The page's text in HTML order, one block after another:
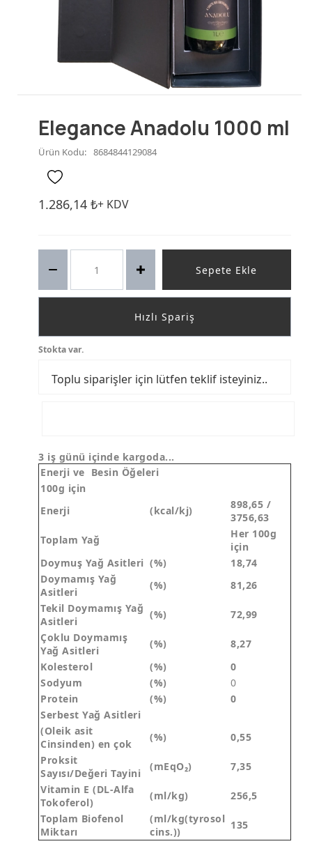
Elegance Anadolu 1000 ml
Ürün Kodu: 8684844129084
1.286,14 ₺+ KDV
Sepete Ekle
Hızlı Spariş
Stokta var.
Toplu siparişler için lütfen teklif isteyiniz..
3 iş günü içinde kargoda...
Enerji ve Besin Öğeleri
100g için
Enerji
(kcal/kj)
898,65 /
3756,63
Toplam Yağ
Her 100g
için
Doymuş Yağ Asitleri (%)
18,74
Doymamış Yağ
Asitleri
(%)
81,26
Tekil Doymamış Yağ
Asitleri
(%)
72,99
Çoklu Doymamış
Yağ Asitleri
(%)
8,27
Kolesterol
(%)
0
Sodyum
(%)
0
Protein
(%)
0
Serbest Yağ Asitleri
(Oleik asit
Cinsinden) en çok
(%)
0,55
Proksit
Sayısı/Değeri Tayini
(mEqO₂)
7,35
Vitamin E (DL-Alfa
Tokoferol)
(ml/kg)
256,5
Toplam Biofenol
Miktarı
(ml/kg(tyrosol
cins.))
135